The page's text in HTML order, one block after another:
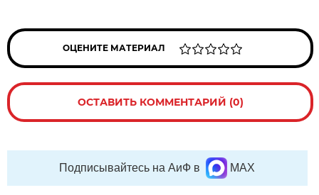
ОЦЕНИТЕ МАТЕРИАЛ
ОСТАВИТЬ КОММЕНТАРИЙ (0)
Подписывайтесь на АиФ в MAX